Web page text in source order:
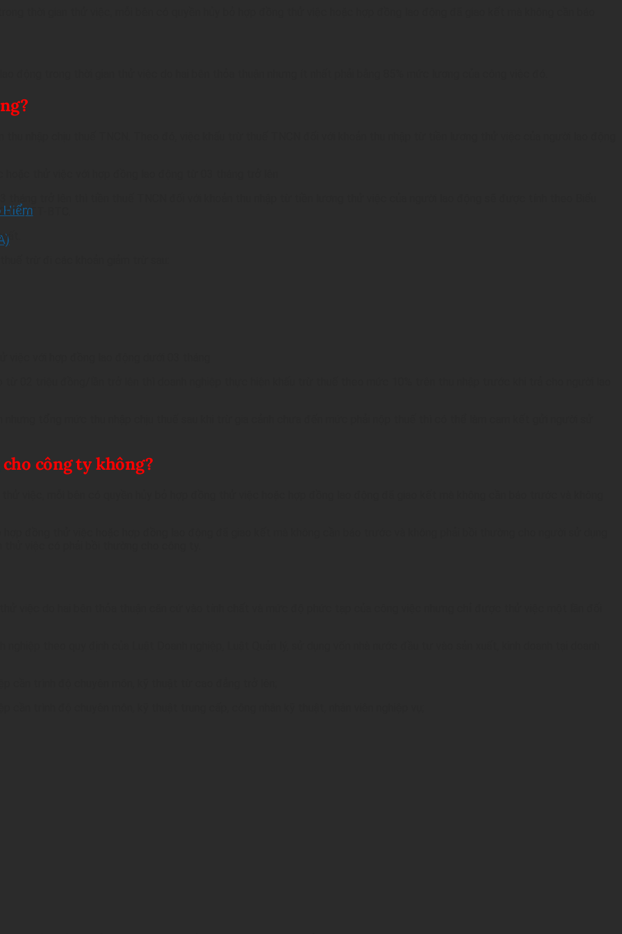
Hiểm
thời gian thử việc, mỗi bên có quyền hủy bỏ hợp đồng thử việc hoặc hợp đồng lao động đã giao kết mà không cần báo
động trong thời gian thử việc do hai bên thỏa thuận nhưng ít nhất phải bằng 85% mức lương của công việc đó.
nhập chịu thuế TNCN. Theo đó, việc khấu trừ thuế TNCN đối với khoản thu nhập từ tiền lương thử việc của người lao động
thử việc với hợp đồng lao động từ 03 tháng trở lên
tháng trở lên thì tiền thuế TNCN đối với khoản thu nhập từ tiền lương thử việc của người lao động sẽ được tính theo Biểu
TT-BTC.
trừ đi các khoản giảm trừ sau:
02 triệu đồng/lần trở lên thì doanh nghiệp thực hiện khấu trừ thuế theo mức 10% trên thu nhập trước khi trả cho người lao
nhưng tổng mức thu nhập chịu thuế sau khi trừ gia cảnh chưa đến mức phải nộp thuế thì có thể làm cam kết gửi người sử
công ty không?
việc, mỗi bên có quyền hủy bỏ hợp đồng thử việc hoặc hợp đồng lao động đã giao kết mà không cần báo trước và không
đồng thử việc hoặc hợp đồng lao động đã giao kết mà không cần báo trước và không phải bồi thường cho người sử dụng
việc có phải bồi thường cho công ty.
việc do hai bên thỏa thuận căn cứ vào tính chất và mức độ phức tạp của công việc nhưng chỉ được thử việc một lần đối
theo quy định của Luật Doanh nghiệp, Luật Quản lý, sử dụng vốn nhà nước đầu tư vào sản xuất, kinh doanh tại doanh
cần trình độ chuyên môn, kỹ thuật trung cấp, công nhân kỹ thuật, nhân viên nghiệp vụ;